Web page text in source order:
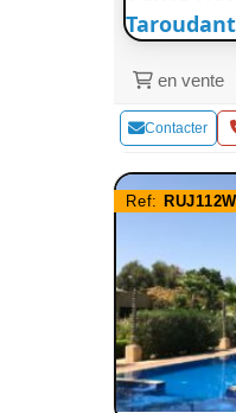
Taroudant
en vente
Contacter
Ref: RUJ112W